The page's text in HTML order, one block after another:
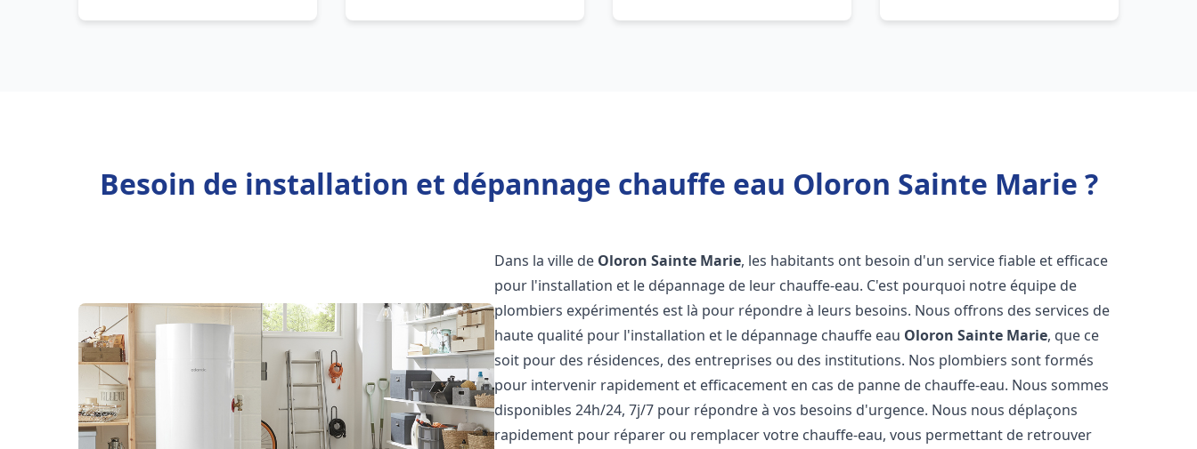
Besoin de installation et dépannage chauffe eau Oloron Sainte Marie ?
Dans la ville de Oloron Sainte Marie, les habitants ont besoin d'un service fiable et efficace
pour l'installation et le dépannage de leur chauffe-eau. C'est pourquoi notre équipe de
plombiers expérimentés est là pour répondre à leurs besoins. Nous offrons des services de
haute qualité pour l'installation et le dépannage chauffe eau Oloron Sainte Marie, que ce
soit pour des résidences, des entreprises ou des institutions. Nos plombiers sont formés
pour intervenir rapidement et efficacement en cas de panne de chauffe-eau. Nous sommes
disponibles 24h/24, 7j/7 pour répondre à vos besoins d'urgence. Nous nous déplaçons
rapidement pour réparer ou remplacer votre chauffe-eau, vous permettant de retrouver